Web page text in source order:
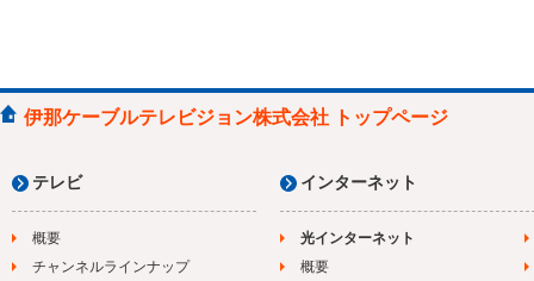
伊那ケーブルテレビジョン株式会社 トップページ
テレビ
概要
チャンネルラインナップ
インターネット
光インターネット
概要